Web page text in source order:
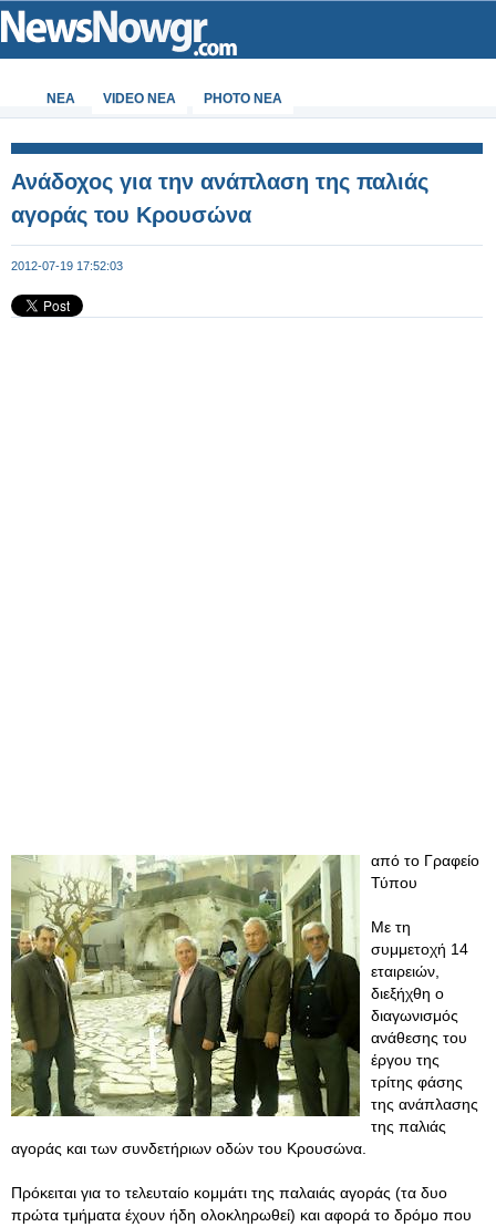
ΝΕΑ VIDEO NEA PHOTO NEA
Ανάδοχος για την ανάπλαση της παλιάς
αγοράς του Κρουσώνα
2012-07-19 17:52:03
από το Γραφείο
Τύπου
Με τη
συμμετοχή 14
εταιρειών,
διεξήχθη ο
διαγωνισμός
ανάθεσης του
έργου της
τρίτης φάσης
της ανάπλασης
της παλιάς
αγοράς και των συνδετήριων οδών του Κρουσώνα.
Πρόκειται για το τελευταίο κομμάτι της παλαιάς αγοράς (τα δυο
πρώτα τμήματα έχουν ήδη ολοκληρωθεί) και αφορά το δρόμο που